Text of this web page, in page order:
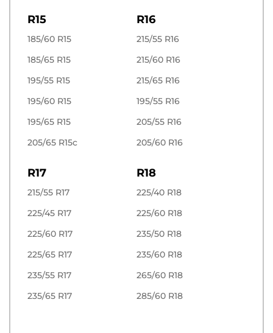
R15
185/60 R15
185/65 R15
195/55 R15
195/60 R15
195/65 R15
205/65 R15c
R16
215/55 R16
215/60 R16
215/65 R16
195/55 R16
205/55 R16
205/60 R16
R17
215/55 R17
225/45 R17
225/60 R17
225/65 R17
235/55 R17
235/65 R17
R18
225/40 R18
225/60 R18
235/50 R18
235/60 R18
265/60 R18
285/60 R18